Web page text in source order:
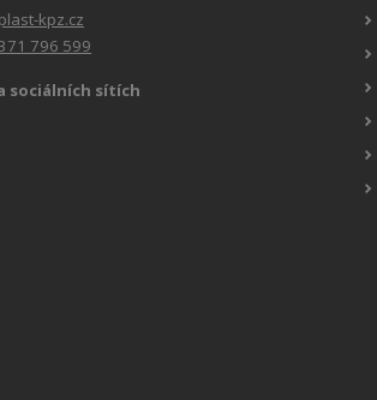
kpz.cz
796 599
sociálních sítích